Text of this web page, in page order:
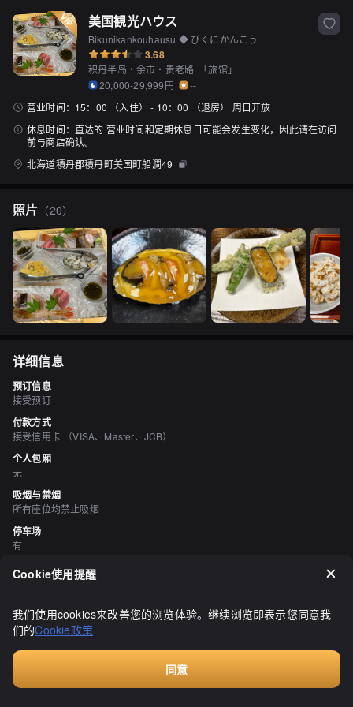
美国観光ハウス
Bikunikankouhausu ◆ びくにかんこう
3.68
积丹半岛・余市・贵老路 「旅馆」
20,000-29,999円
--
营业时间： 15：00 （入住） - 10：00 （退房） 周日开放
休息时间： 直达的 营业时间和定期休息日可能会发生变化，因此请在访问
前与商店确认。
北海道積丹郡積丹町美国町船澗49
照片 （20）
详细信息
预订信息
接受预订
付款方式
接受信用卡 （VISA、Master、JCB）
个人包厢
无
吸烟与禁烟
所有座位均禁止吸烟
停车场
有
空间与设备
时尚的空间、宁静的空间
有日本清酒、有烧酒、有葡萄酒
料理
专注鱼类料理
Cookie使用提醒
我们使用cookies来改善您的浏览体验。继续浏览即表示您同意我
们的Cookie政策
同意